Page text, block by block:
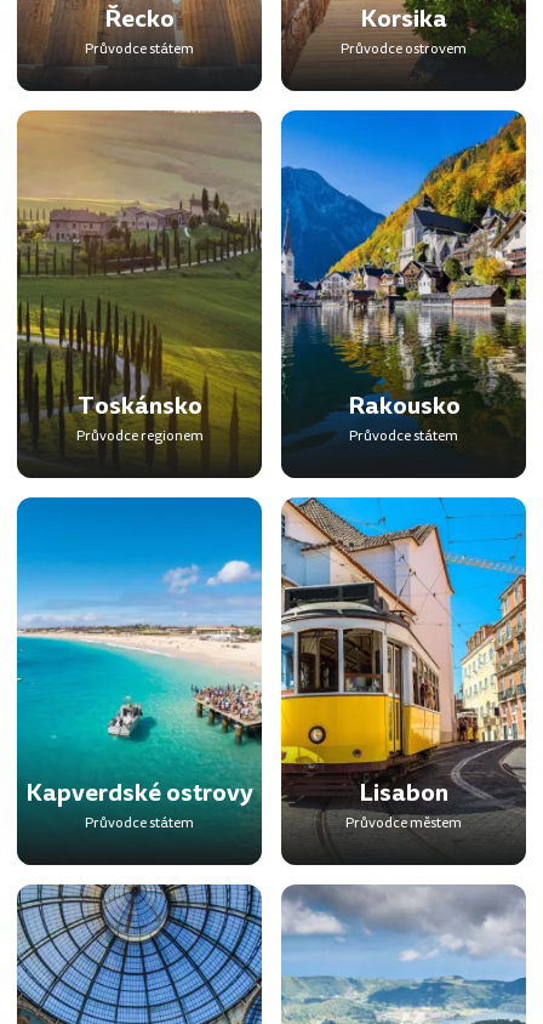
Řecko
Průvodce státem
Korsika
Průvodce ostrovem
Toskánsko
Průvodce regionem
Rakousko
Průvodce státem
Kapverdské ostrovy
Průvodce státem
Lisabon
Průvodce městem